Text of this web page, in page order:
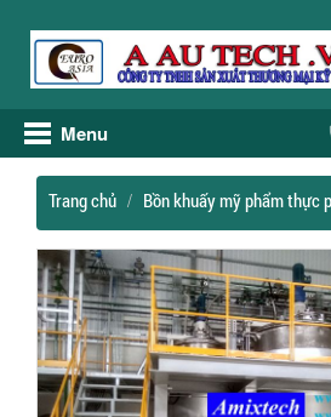
Menu
Trang chủ Bồn khuấy mỹ phẩm thực